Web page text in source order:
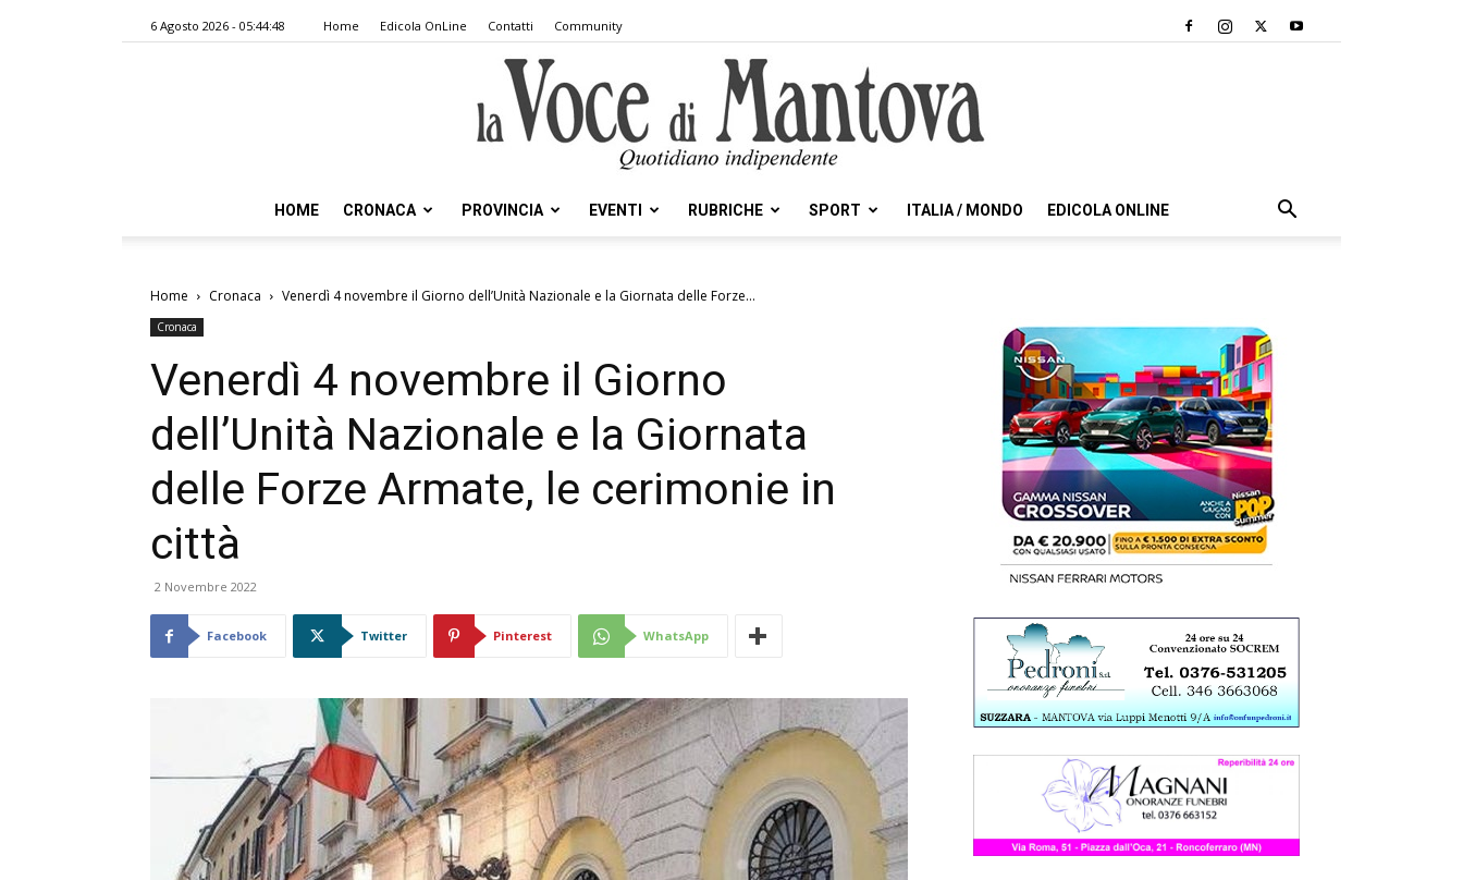
6 Agosto 2026 - 05:44:48 Home Edicola OnLine Contatti Community
HOME CRONACA PROVINCIA EVENTI RUBRICHE SPORT ITALIA / MONDO EDICOLA ONLINE
Home Cronaca Venerdì 4 novembre il Giorno dell’Unità Nazionale e la Giornata delle Forze...
Cronaca
Venerdì 4 novembre il Giorno
dell’Unità Nazionale e la Giornata
delle Forze Armate, le cerimonie in
città
2 Novembre 2022
Facebook Twitter Pinterest WhatsApp